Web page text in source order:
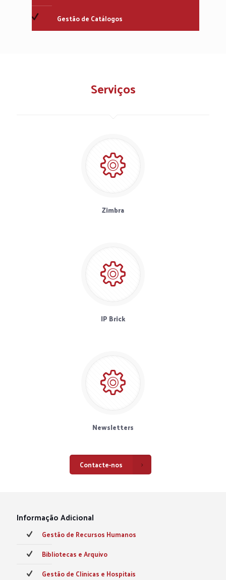
Gestão de Catálogos
Serviços
Zimbra
IP Brick
Newsletters
Contacte-nos
Informação Adicional
Gestão de Recursos Humanos
Bibliotecas e Arquivo
Gestão de Clinicas e Hospitais